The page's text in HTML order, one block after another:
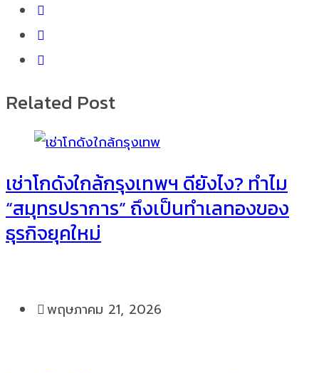
Related Post
เช่าโกดังใกล้กรุงเทพฯ ดียังไง? ทำไม
“สมุทรปราการ” ถึงเป็นทำเลทองของ
ธุรกิจยุคใหม่
พฤษภาคม 21, 2026